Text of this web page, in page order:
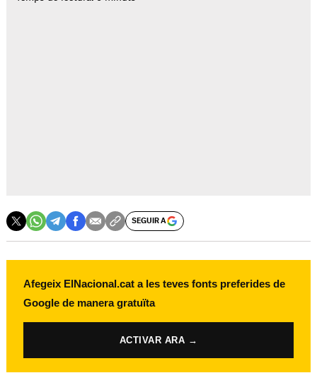
SEGUIR A
Afegeix ElNacional.cat a les teves fonts preferides de
Google de manera gratuïta
ACTIVAR ARA →